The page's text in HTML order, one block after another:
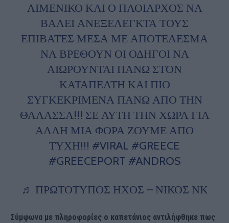
ΛΙΜΕΝΙΚΟ ΚΑΙ Ο ΠΛΟΙΑΡΧΟΣ ΝΑ
ΒΑΛΕΙ ΑΝΕΞΕΛΕΓΚΤΑ ΤΟΥΣ
ΕΠΙΒΑΤΕΣ ΜΕΣΑ ΜΕ ΑΠΟΤΕΛΕΣΜΑ
ΝΑ ΒΡΕΘΟΥΝ ΟΙ ΟΔΗΓΟΙ ΝΑ
ΑΙΩΡΟΥΝΤΑΙ ΠΑΝΩ ΣΤΟΝ
ΚΑΤΑΠΕΛΤΗ ΚΑΙ ΠΙΟ
ΣΥΓΚΕΚΡΙΜΕΝΑ ΠΑΝΩ ΑΠΟ ΤΗΝ
ΘΑΛΑΣΣΑ!!! ΣΕ ΑΥΤΗ ΤΗΝ ΧΩΡΑ ΓΙΑ
ΑΛΛΗ ΜΙΑ ΦΟΡΑ ΖΟΥΜΕ ΑΠΟ
ΤΥΧΗ!!! #VIRAL #GREECE
#GREECEPORT #ANDROS
♬ ΠΡΩΤΟΤΥΠΟΣ ΗΧΟΣ – ΝΙΚΟΣ ΝΚ
Σύμφωνα με πληροφορίες ο καπετάνιος αντιλήφθηκε πως